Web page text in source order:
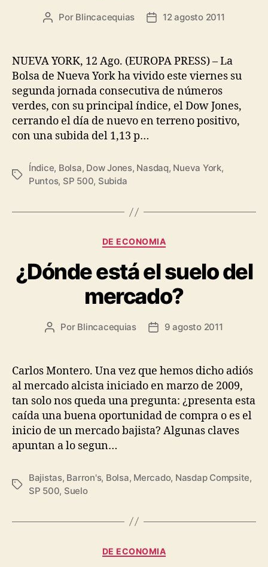
Autor
entrada
Por Blincacequias
Fecha
entrada
12 agosto 2011
NUEVA YORK, 12 Ago. (EUROPA PRESS) – La
Bolsa de Nueva York ha vivido este viernes su
segunda jornada consecutiva de números
verdes, con su principal índice, el Dow Jones,
cerrando el día de nuevo en terreno positivo,
con una subida del 1,13 p…
Etiquetas
Índice, Bolsa, Dow Jones, Nasdaq, Nueva York,
Puntos, SP 500, Subida
Categorías
DE ECONOMIA
¿Dónde está el suelo del
mercado?
Autor
entrada
Por Blincacequias
Fecha
entrada
9 agosto 2011
Carlos Montero. Una vez que hemos dicho adiós
al mercado alcista iniciado en marzo de 2009,
tan solo nos queda una pregunta: ¿presenta esta
caída una buena oportunidad de compra o es el
inicio de un mercado bajista? Algunas claves
apuntan a lo segun…
Etiquetas
Bajistas, Barron's, Bolsa, Mercado, Nasdap Compsite,
SP 500, Suelo
Categorías
DE ECONOMIA